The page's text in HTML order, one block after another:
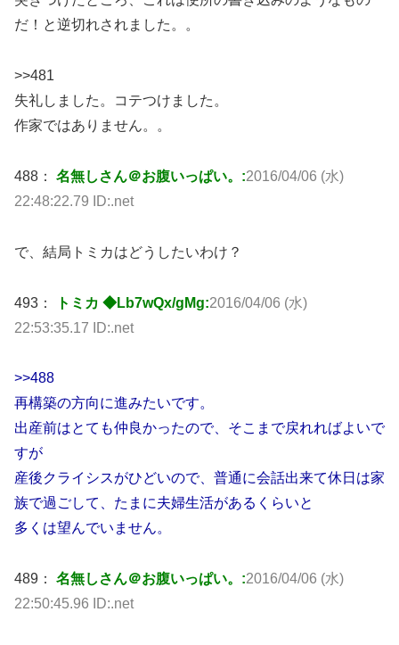
だ！と逆切れされました。。
>>481
失礼しました。コテつけました。
作家ではありません。。
488： 名無しさん＠お腹いっぱい。:2016/04/06 (水)
22:48:22.79 ID:.net
で、結局トミカはどうしたいわけ？
493： トミカ ◆Lb7wQx/gMg:2016/04/06 (水)
22:53:35.17 ID:.net
>>488
再構築の方向に進みたいです。
出産前はとても仲良かったので、そこまで戻れればよいで
すが
産後クライシスがひどいので、普通に会話出来て休日は家
族で過ごして、たまに夫婦生活があるくらいと
多くは望んでいません。
489： 名無しさん＠お腹いっぱい。:2016/04/06 (水)
22:50:45.96 ID:.net